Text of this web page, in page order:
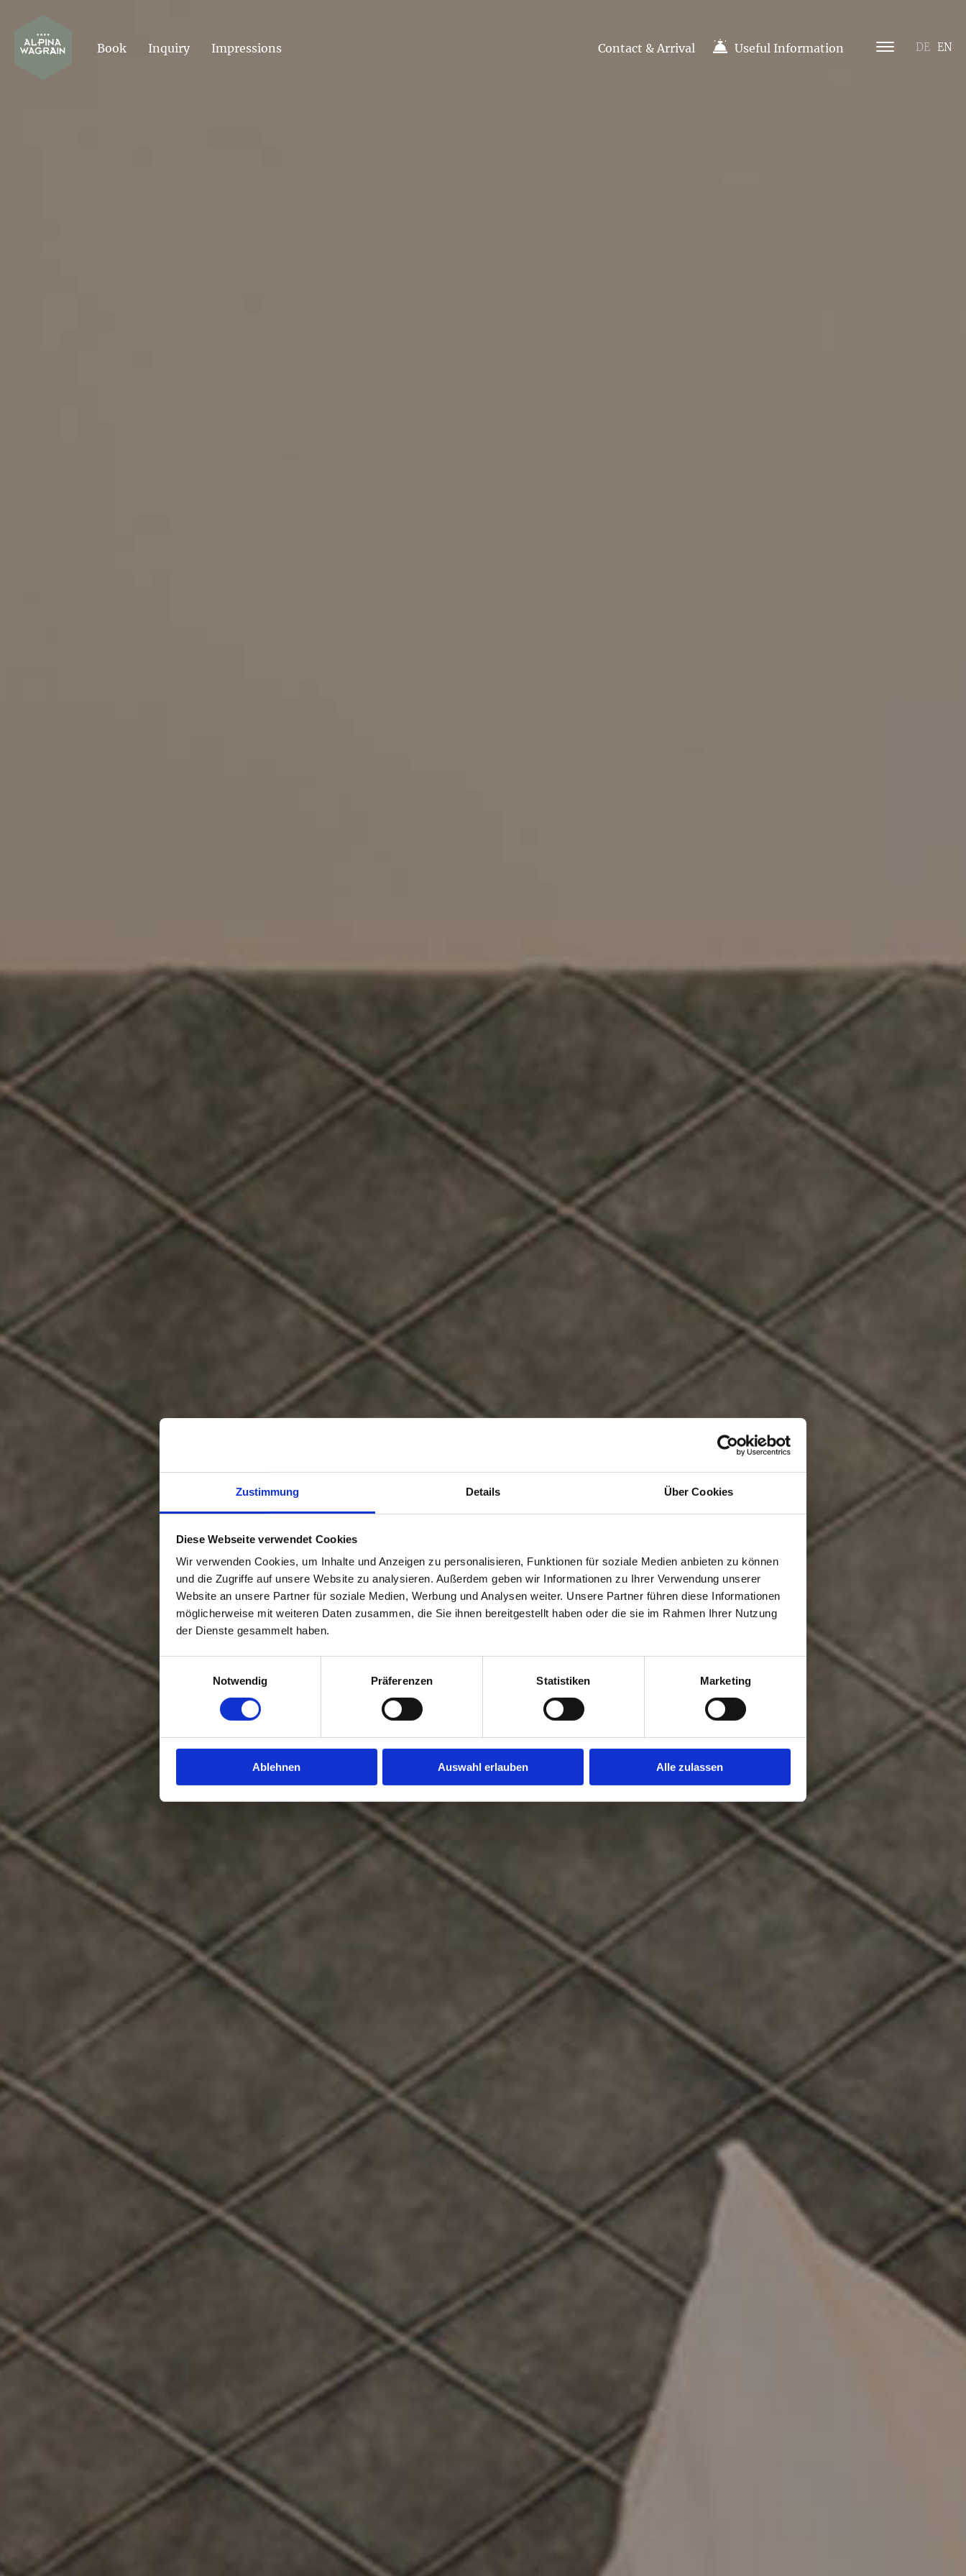
Zustimmung Details Über Cookies
Diese Webseite verwendet Cookies
Wir verwenden Cookies, um Inhalte und Anzeigen zu personalisieren, Funktionen für soziale Medien anbieten zu können
und die Zugriffe auf unsere Website zu analysieren. Außerdem geben wir Informationen zu Ihrer Verwendung unserer
Website an unsere Partner für soziale Medien, Werbung und Analysen weiter. Unsere Partner führen diese Informationen
möglicherweise mit weiteren Daten zusammen, die Sie ihnen bereitgestellt haben oder die sie im Rahmen Ihrer Nutzung
der Dienste gesammelt haben.
Notwendig
Präferenzen Statistiken Marketing
Ablehnen Auswahl erlauben Alle zulassen
Book Inquiry Impressions Contact & Arrival Useful Information DE EN